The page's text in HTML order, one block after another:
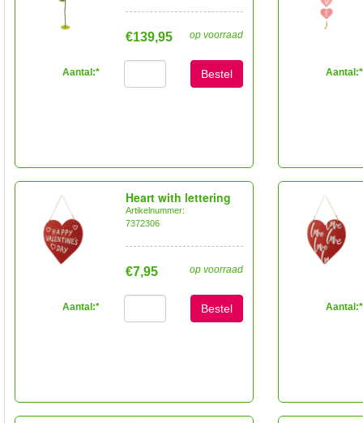
op voorraad
€139,95
Aantal:* Bestel Aantal:*
Heart with lettering
Artikelnummer:
7372306
op voorraad
€7,95
Aantal:* Bestel Aantal:*